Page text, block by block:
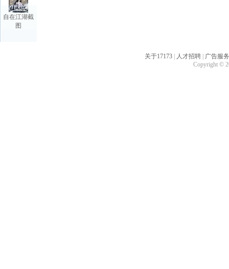
自在江湖截
图
关于17173 人才招聘
广告服务
Copyright ©